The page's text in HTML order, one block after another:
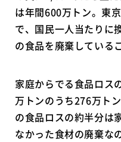
は年間600万トン。東
で、国民一人当たりに
の食品を廃棄している
家庭からでる食品ロス
万トンのうち276万ト
の食品ロスの約半分は
なかった食材の廃棄な